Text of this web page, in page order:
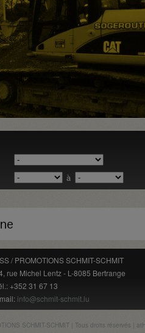
à
/ PROMOTIONS SCHMIT-SCHMIT
rue Michel Lentz - L-8085 Bertrange
+352 31 67 13
info@schmit-schmit.lu
SCHMIT-SCHMIT | Tous droits réservés |